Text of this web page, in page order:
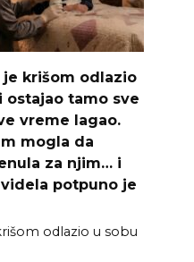
je krišom odlazio
ostajao tamo sve
vreme lagao.
mogla da
za njim… i
potpuno je
odlazio u sobu